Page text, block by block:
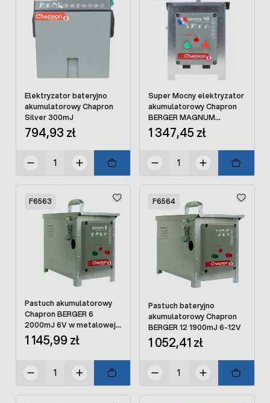
Elektryzator bateryjno
akumulatorowy Chapron
Silver 300mJ
794,93 zł
Super Mocny elektryzator
akumulatorowy Chapron
BERGER MAGNUM
3000mJ 9-12V w
metalowej skrzyni
1 347,45 zł
F6563
Pastuch akumulatorowy
Chapron BERGER 6
2000mJ 6V w metalowej
obudowie
1 145,99 zł
F6564
Pastuch bateryjno
akumulatorowy Chapron
BERGER 12 1900mJ 6-12V
1 052,41 zł